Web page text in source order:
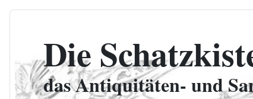
Zum Inhalt
Die
das Antiquitäten- und